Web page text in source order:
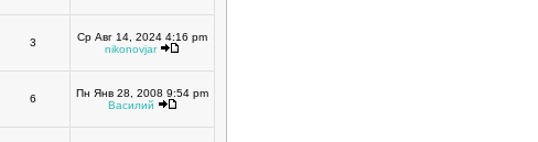
3
Ср Авг 14, 2024 4:16 pm
nikonovjar
6
Пн Янв 28, 2008 9:54 pm
Василий